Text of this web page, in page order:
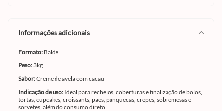
informações adicionais
Formato: Balde
Peso: 3kg
Sabor:Creme de avelã com cacau
Indicação de uso: Ideal para recheios, coberturas e finalização de bolos,
tortas, cupcakes, croissants, pães, panquecas, crepes, sobremesas e
sorvetes, além do consumo direto